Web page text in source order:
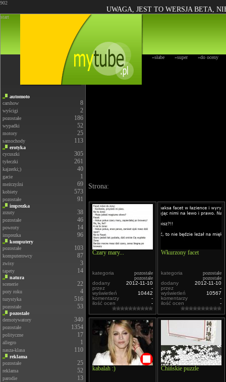
902
UWAGA, JEST TO WERSJA BETA,
start
»słabe »super »do oceny
automoto
carshow
8
wyścigi 2
pozostałe 186
wypadki 52
motory 25
samochody 113
erotyka
cycuszki
305
tyłeczki 261
kajzerki;) 40
gacie 1
meżczyźni 69
kobiety 573
pozostałe 91
imprezka
zrzuty
38
pozostałe 46
powroty 14
imprezka 96
komputery
pozostałe
103
komputerowcy 87
zwisy 3
tapety 14
natura
scenerie
22
pory roku 4
turystyka 516
pozostałe 53
pozostałe
demotywatory
340
pozostałe 1354
polityczne 17
allegro 1
nasza-klasa 110
reklama
pozostałe
25
reklama 52
parodie 13
Strona:
Czary mary...
kategoria
pozostałe
pozostałe
dodany
2012-11-10
przez
-
wyświetleń
10442
komentarzy
-
ilość ocen
-
Wkurzony facet
kategoria
pozostałe
pozostałe
dodany
2012-11-10
przez
-
wyświetleń
10567
komentarzy
-
ilość ocen
-
kabalah :) Chińskie puzzle